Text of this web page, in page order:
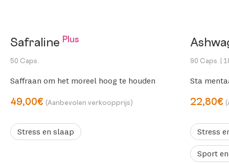
Safraline Plus
50 Caps.
Saffraan om het moreel hoog te houden
49,00€ (Aanbevolen verkoopprijs)
Stress en slaap
90 Caps. |
Sta
22,80€
Stress
Sport